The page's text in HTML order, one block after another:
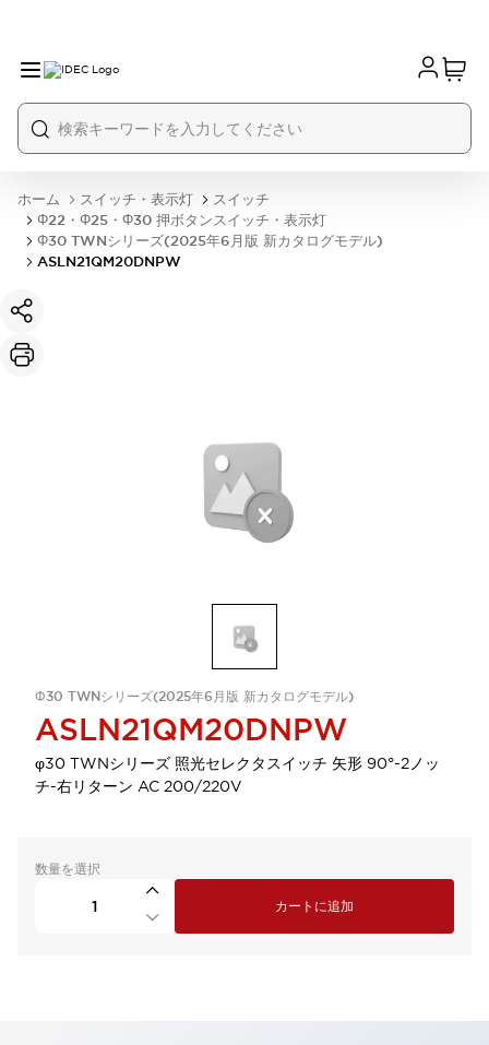
ホーム スイッチ・表示灯
スイッチ
Φ22・Φ25・Φ30 押ボタンスイッチ・表示灯
Φ30 TWNシリーズ(2025年6月版 新カタログモデル)
ASLN21QM20DNPW
Φ30 TWNシリーズ(2025年6月版 新カタログモデル)
ASLN21QM20DNPW
φ30 TWNシリーズ 照光セレクタスイッチ 矢形 90°-2ノッ
チ-右リターン AC 200/220V
数量を選択
カートに追加